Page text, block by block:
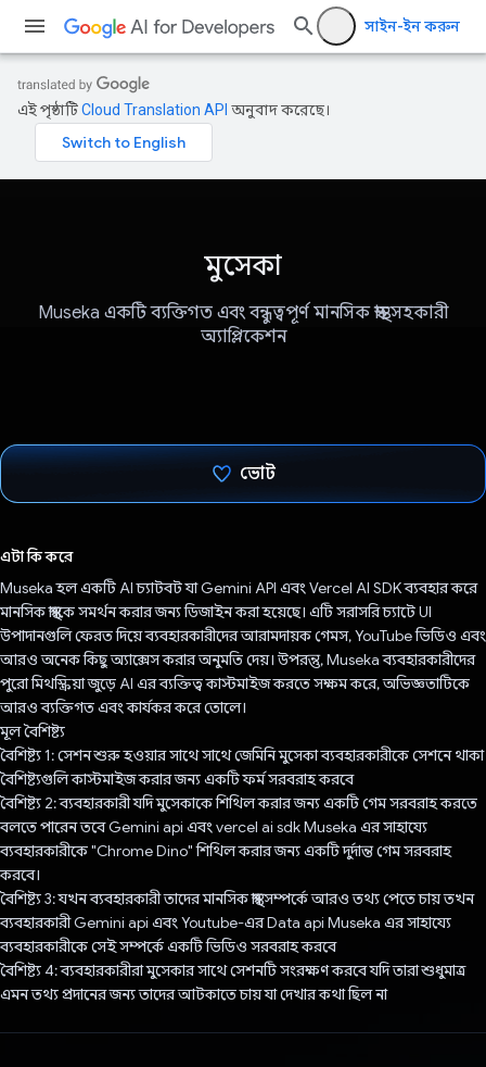
সাইন-ইন করুন
এই পৃষ্ঠাটিCloud Translation API অনুবাদ করেছে।
মুসেকা
Museka একটি ব্যক্তিগত এবং বন্ধুত্বপূর্ণ মানসিক স্বাস্থ্য সহকারী
অ্যাপ্লিকেশন
ভোট
এটা কি করে
Museka হল একটি AI চ্যাটবট যা Gemini API এবং Vercel AI SDK ব্যবহার করে
মানসিক স্বাস্থ্যকে সমর্থন করার জন্য ডিজাইন করা হয়েছে। এটি সরাসরি চ্যাটে UI
উপাদানগুলি ফেরত দিয়ে ব্যবহারকারীদের আরামদায়ক গেমস, YouTube ভিডিও এবং
আরও অনেক কিছু অ্যাক্সেস করার অনুমতি দেয়। উপরন্তু, Museka ব্যবহারকারীদের
পুরো মিথস্ক্রিয়া জুড়ে AI এর ব্যক্তিত্ব কাস্টমাইজ করতে সক্ষম করে, অভিজ্ঞতাটিকে
আরও ব্যক্তিগত এবং কার্যকর করে তোলে।
মূল বৈশিষ্ট্য
বৈশিষ্ট্য 1: সেশন শুরু হওয়ার সাথে সাথে জেমিনি মুসেকা ব্যবহারকারীকে সেশনে থাকা
বৈশিষ্ট্যগুলি কাস্টমাইজ করার জন্য একটি ফর্ম সরবরাহ করবে
বৈশিষ্ট্য 2: ব্যবহারকারী যদি মুসেকাকে শিথিল করার জন্য একটি গেম সরবরাহ করতে
বলতে পারেন তবে Gemini api এবং vercel ai sdk Museka এর সাহায্যে
ব্যবহারকারীকে "Chrome Dino" শিথিল করার জন্য একটি দুর্দান্ত গেম সরবরাহ
করবে।
বৈশিষ্ট্য 3: যখন ব্যবহারকারী তাদের মানসিক স্বাস্থ্য সম্পর্কে আরও তথ্য পেতে চায় তখন
ব্যবহারকারী Gemini api এবং Youtube-এর Data api Museka এর সাহায্যে
ব্যবহারকারীকে সেই সম্পর্কে একটি ভিডিও সরবরাহ করবে
বৈশিষ্ট্য 4: ব্যবহারকারীরা মুসেকার সাথে সেশনটি সংরক্ষণ করবে যদি তারা শুধুমাত্র
এমন তথ্য প্রদানের জন্য তাদের আটকাতে চায় যা দেখার কথা ছিল না